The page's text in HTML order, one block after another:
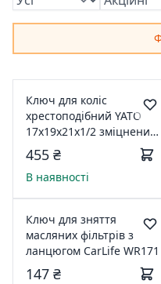
Ключ для коліс
хрестоподібний YATO
17х19х21х1/2 зміцнений
YT-08004
455 ₴
В наявності
Ключ для зняття
масляних фільтрів з
ланцюгом CarLife WR171
147 ₴